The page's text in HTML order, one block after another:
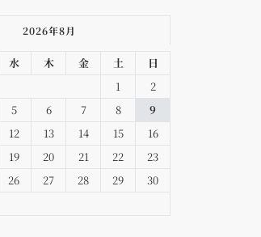
2026年8月
水 木 金 土
日
1
2
5 6 7 8
9
12 13 14 15
16
19 20 21 22
23
26 27 28 29
30